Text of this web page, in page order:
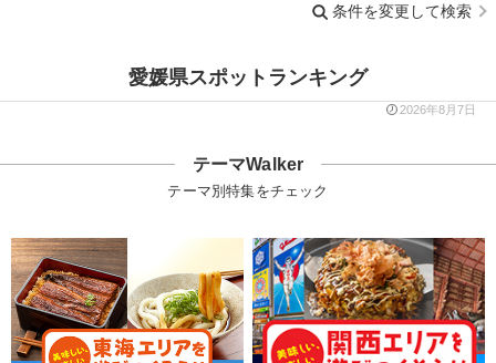
条件を変更して検索
愛媛県スポットランキング
2026年8月7日
テーマWalker
テーマ別特集をチェック